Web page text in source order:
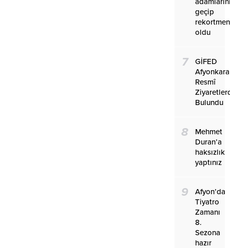
geçip
rekortmen
oldu
7
GİFED
Resmî
Bulundu
8
Mehmet
Duran’a
haksızlık
yaptınız
9
Afyon’da
Tiyatro
Zamanı
8.
Sezona
hazır